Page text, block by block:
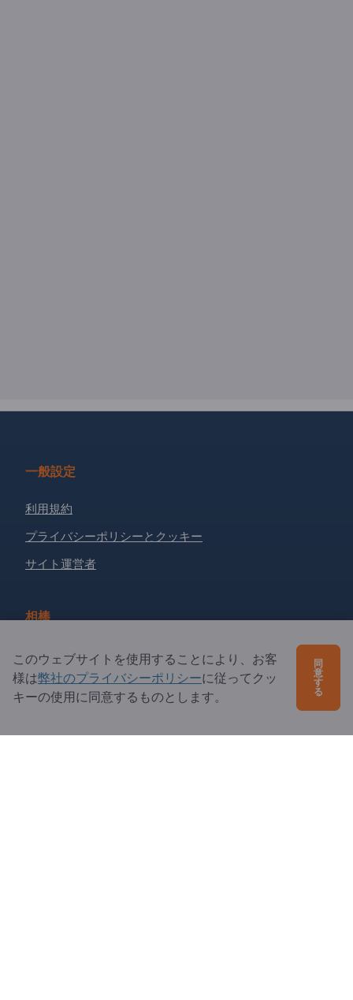
一般設定
利用規約
プライバシーポリシーとクッキー
サイト運営者
相棒
パートナーとして登録
ニュースレターを購読する
ご質問は？
このウェブサイトを使用することにより、お客
様は弊社のプライバシーポリシーに従ってクッ
キーの使用に同意するものとします。
同
意
す
る